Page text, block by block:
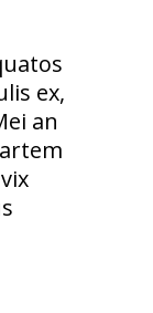
ex,
an